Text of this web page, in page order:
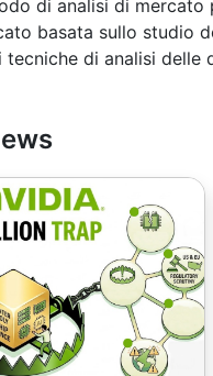
di analisi di
basata sullo studio
di analisi delle